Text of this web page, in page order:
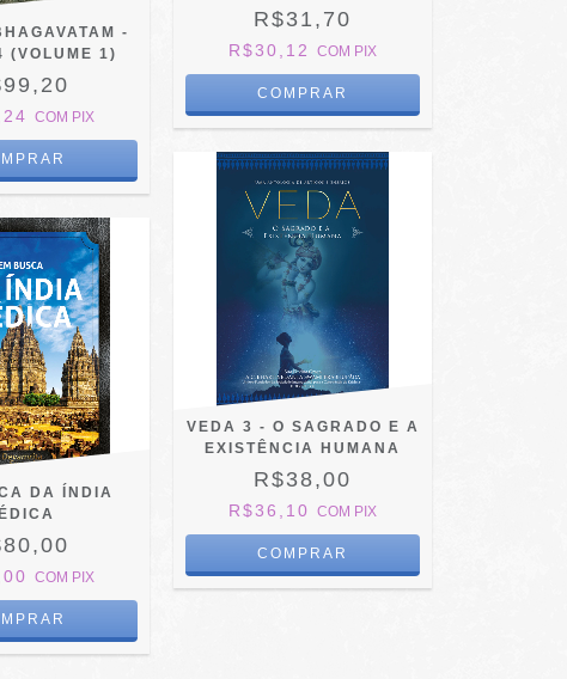
-
(VOLUME 1)
COM PIX
R$31,70
R$30,12COM PIX
DA ÍNDIA
COM PIX
VEDA 3 - O SAGRADO E A
EXISTÊNCIA HUMANA
R$38,00
R$36,10COM PIX